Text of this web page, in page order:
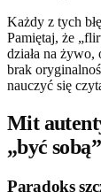
Każdy z tych
Pamiętaj, że
działa na żywo,
brak
nauczyć się
Mit
„być
Paradoks